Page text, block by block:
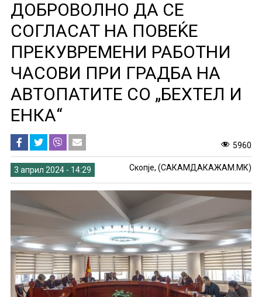
ДОБРОВОЛНО ДА СЕ
СОГЛАСАТ НА ПОВЕЌЕ
ПРЕКУВРЕМЕНИ РАБОТНИ
ЧАСОВИ ПРИ ГРАДБА НА
АВТОПАТИТЕ СО „БЕХТЕЛ И
ЕНКА“
5960
3 април 2024 - 14:29 Скопје, (САКАМДАКАЖАМ.МК)